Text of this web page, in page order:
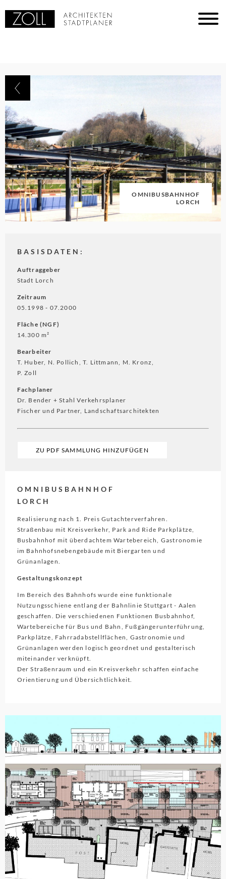
OMNIBUSBAHNHOF
LORCH
BASISDATEN:
Auftraggeber
Stadt Lorch
Zeitraum
05.1998 ‐ 07.2000
Fläche (NGF)
14.300 m²
Bearbeiter
T. Huber, N. Pollich, T. Littmann, M. Kronz,
P. Zoll
Fachplaner
Dr. Bender + Stahl Verkehrsplaner
Fischer und Partner, Landschaftsarchitekten
ZU PDF SAMMLUNG HINZUFÜGEN
OMNIBUSBAHNHOF
LORCH
Realisierung nach 1. Preis Gutachterverfahren.
Straßenbau mit Kreisverkehr, Park and Ride Parkplätze,
Busbahnhof mit überdachtem Wartebereich, Gastronomie
im Bahnhofsnebengebäude mit Biergarten und
Grünanlagen.
Gestaltungskonzept
Im Bereich des Bahnhofs wurde eine funktionale
Nutzungsschiene entlang der Bahnlinie Stuttgart - Aalen
geschaffen. Die verschiedenen Funktionen Busbahnhof,
Wartebereiche für Bus und Bahn, Fußgängerunterführung,
Parkplätze, Fahrradabstellflächen, Gastronomie und
Grünanlagen werden logisch geordnet und gestalterisch
miteinander verknüpft.
Der Straßenraum und ein Kreisverkehr schaffen einfache
Orientierung und Übersichtlichkeit.